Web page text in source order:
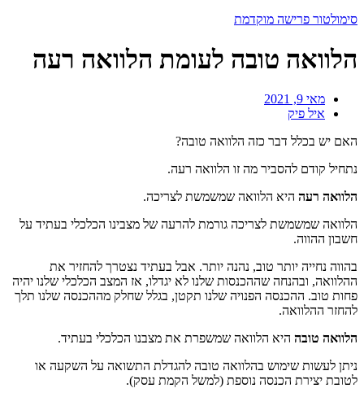
סימולטור פרישה מוקדמת
הלוואה טובה לעומת הלוואה רעה
מאי 9, 2021
איל פיק
האם יש בכלל דבר כזה הלוואה טובה?
נתחיל קודם להסביר מה זו הלוואה רעה.
הלוואה רעה היא הלוואה שמשמשת לצריכה.
הלוואה שמשמשת לצריכה גורמת להרעה של מצבינו הכלכלי בעתיד על
חשבון ההווה.
בהווה נחייה יותר טוב, נהנה יותר. אבל בעתיד נצטרך להחזיר את
ההלוואה, ובהנחה שההכנסות שלנו לא יגדלו, אז המצב הכלכלי שלנו יהיה
פחות טוב. ההכנסה הפנויה שלנו תקטן, בגלל שחלק מההכנסה שלנו תלך
להחזר ההלוואה.
הלוואה טובה היא הלוואה שמשפרת את מצבנו הכלכלי בעתיד.
ניתן לעשות שימוש בהלוואה טובה להגדלת התשואה על השקעה או
לטובת יצירת הכנסה נוספת (למשל הקמת עסק).